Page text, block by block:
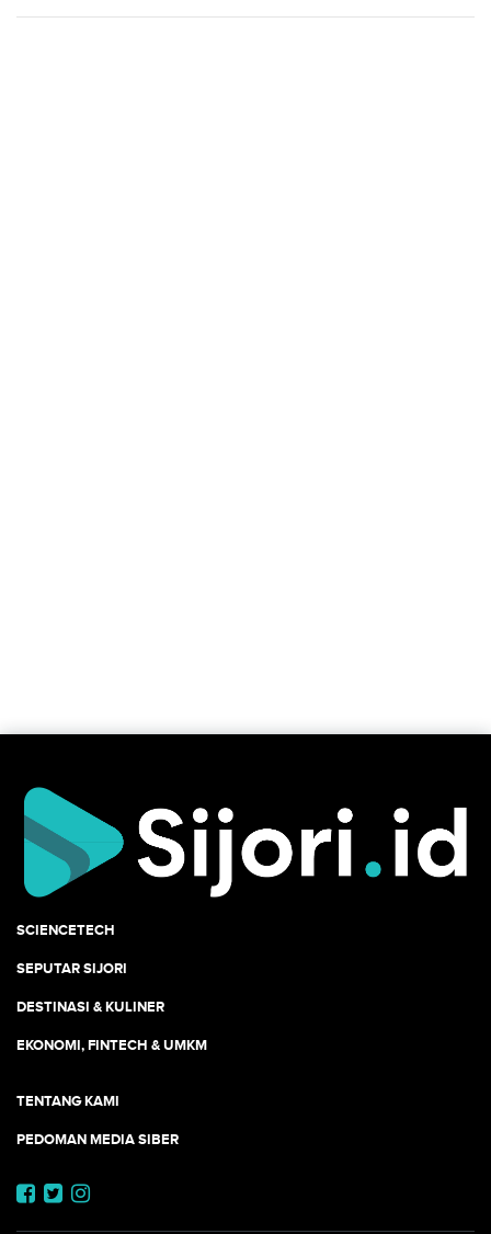
SCIENCETECH
SEPUTAR SIJORI
DESTINASI & KULINER
EKONOMI, FINTECH & UMKM
TENTANG KAMI
PEDOMAN MEDIA SIBER